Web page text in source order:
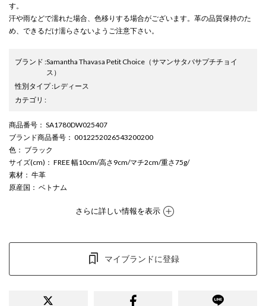
す。
汗や雨などで濡れた場合、色移りする場合がございます。革の品質保持のた
め、できるだけ濡らさないようご注意下さい。
ブランド :Samantha Thavasa Petit Choice （サマンサタバサプチチョイ
ス）
性別タイプ:レディース
カテゴリ :
商品番号 ： SA1780DW025407
ブランド商品番号 ： 0012252026543200200
色 ： ブラック
サイズ(cm) ： FREE 幅10cm/高さ9cm/マチ2cm/重さ75g/
素材 ： 牛革
原産国 ： ベトナム
さらに詳しい情報を表示
マイブランドに登録